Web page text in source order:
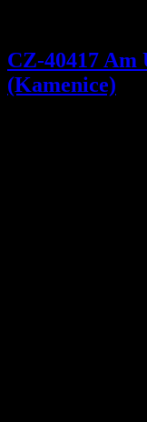
CZ-40417
(Kamenice)